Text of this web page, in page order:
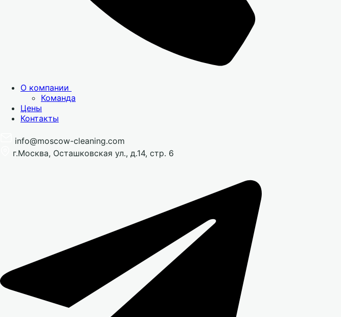
О компании
Команда
Цены
Контакты
info@moscow-cleaning.com
г.Москва, Осташковская ул., д.14, стр. 6